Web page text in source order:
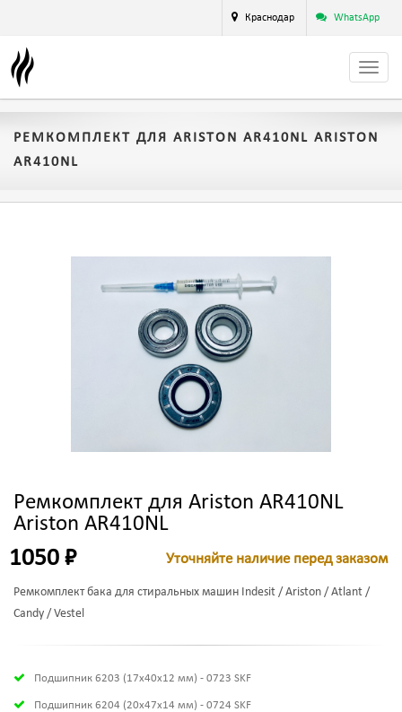
Краснодар WhatsApp
РЕМКОМПЛЕКТ ДЛЯ ARISTON AR410NL ARISTON
AR410NL
Ремкомплект для Ariston AR410NL
Ariston AR410NL
1050 ₽ Уточняйте наличие перед заказом
Ремкомплект бака для стиральных машин Indesit / Ariston / Atlant /
Candy / Vestel
Подшипник 6203 (17х40х12 мм) - 0723 SKF
Подшипник 6204 (20х47х14 мм) - 0724 SKF